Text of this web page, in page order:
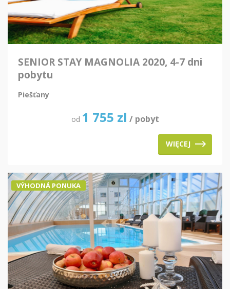
SENIOR STAY MAGNOLIA 2020, 4-7 dni
pobytu
Piešťany
od 1 755 zl / pobyt
WIĘCEJ
VÝHODNÁ PONUKA